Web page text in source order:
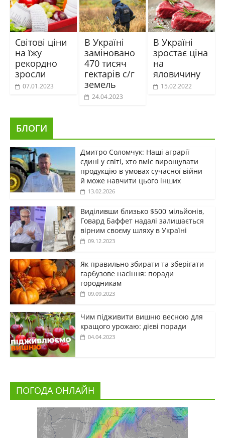
Світові ціни
на їжу
рекордно
зросли
07.01.2023
В Україні
заміновано
470 тисяч
гектарів с/г
земель
24.04.2023
В Україні
зростає ціна
на
яловичину
15.02.2022
БЛОГИ
Дмитро Соломчук: Наші аграрії
єдині у світі, хто вміє вирощувати
продукцію в умовах сучасної війни
й може навчити цього інших
13.02.2026
Виділивши близько $500 мільйонів,
Говард Баффет надалі залишається
вірним своєму шляху в Україні
09.12.2023
Як правильно збирати та зберігати
гарбузове насіння: поради
городникам
09.09.2023
Чим підживити вишню весною для
кращого урожаю: дієві поради
04.04.2023
ПОГОДА ОНЛАЙН